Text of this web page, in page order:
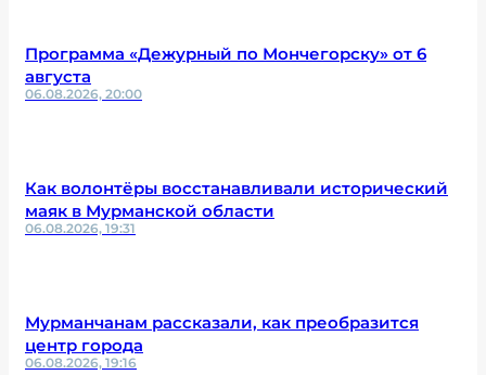
Программа «Дежурный по Мончегорску» от 6
августа
06.08.2026, 20:00
Как волонтёры восстанавливали исторический
маяк в Мурманской области
06.08.2026, 19:31
Мурманчанам рассказали, как преобразится
центр города
06.08.2026, 19:16